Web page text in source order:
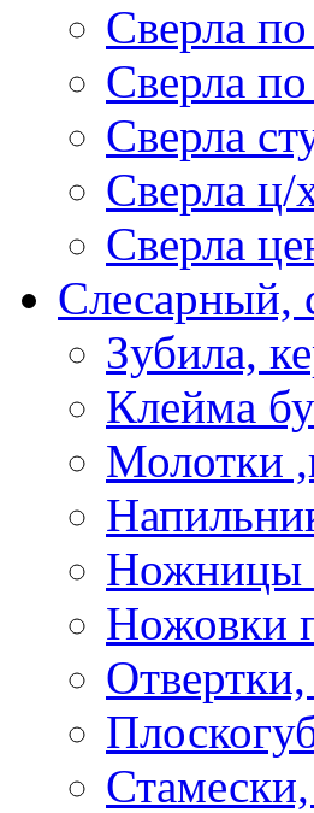
Сверла
Сверла
Сверла
Сверла ц/
Сверла
Слесарный,
Зубила,
Клейма
Молотки
Ножницы
Ножовки